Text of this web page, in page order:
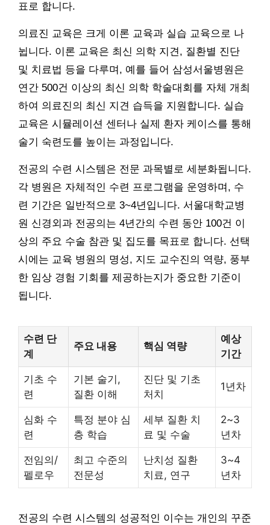
표로 합니다.
의료진 교육은 크게 이론 교육과 실습 교육으로 나
뉩니다. 이론 교육은 최신 의학 지견, 질환별 진단
및 치료법 등을 다루며, 예를 들어 삼성서울병원은
연간 500건 이상의 최신 의학 학술대회를 자체 개최
하여 의료진의 최신 지견 습득을 지원합니다. 실습
교육은 시뮬레이션 센터나 실제 환자 케이스를 통해
술기 숙련도를 높이는 과정입니다.
전공의 수련 시스템은 전문 과목별로 세분화됩니다.
각 병원은 자체적인 수련 프로그램을 운영하며, 수
련 기간은 일반적으로 3~4년입니다. 서울대학교병
원 신경외과 전공의는 4년간의 수련 동안 100건 이
상의 주요 수술 참관 및 집도를 목표로 합니다. 선택
시에는 교육 병원의 명성, 지도 교수진의 역량, 풍부
한 임상 경험 기회를 제공하는지가 중요한 기준이
됩니다.
수련 단
계
주요 내용 핵심 역량
예상
기간
기초 수
련
기본 술기,
질환 이해
진단 및 기초
처치
1년차
심화 수
련
특정 분야 심
층 학습
세부 질환 치
료 및 수술
2~3
년차
전임의/
펠로우
최고 수준의
전문성
난치성 질환
치료, 연구
3~4
년차
전공의 수련 시스템의 성공적인 이수는 개인의 꾸준